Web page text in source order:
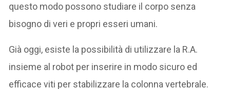
questo modo possono studiare il corpo senza
bisogno di veri e propri esseri umani.
Già oggi, esiste la possibilità di utilizzare la R.A.
insieme al robot per inserire in modo sicuro ed
efficace viti per stabilizzare la colonna vertebrale.